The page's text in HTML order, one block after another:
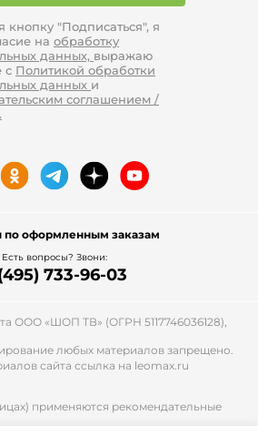
кнопку "Подписаться", я
на обработку
данных, выражаю
с Политикой обработки
данных и
соглашением /
по оформленным заказам
Есть вопросы? Звони:
733-96-03
ООО «ШОП ТВ» (ОГРН 5117746036128),
любых материалов запрещено.
сайта ссылка на leomax.ru
применяются рекомендательные